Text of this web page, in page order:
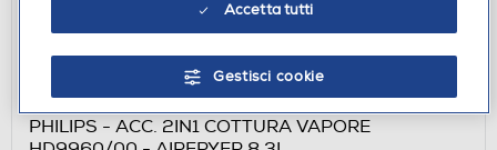
ACCESSORI CUCINA
PHILIPS - ACC. 2IN1 COTTURA VAPORE
Accetta tutti
Gestisci cookie